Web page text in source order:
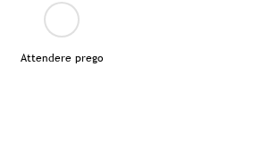
Attendere prego